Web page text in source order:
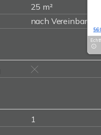
25 m²
nach Vereinbarung
1
56